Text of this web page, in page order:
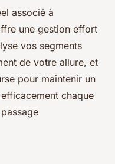
associé à
une gestion effort
vos segments
de votre allure, et
pour maintenir un
chaque